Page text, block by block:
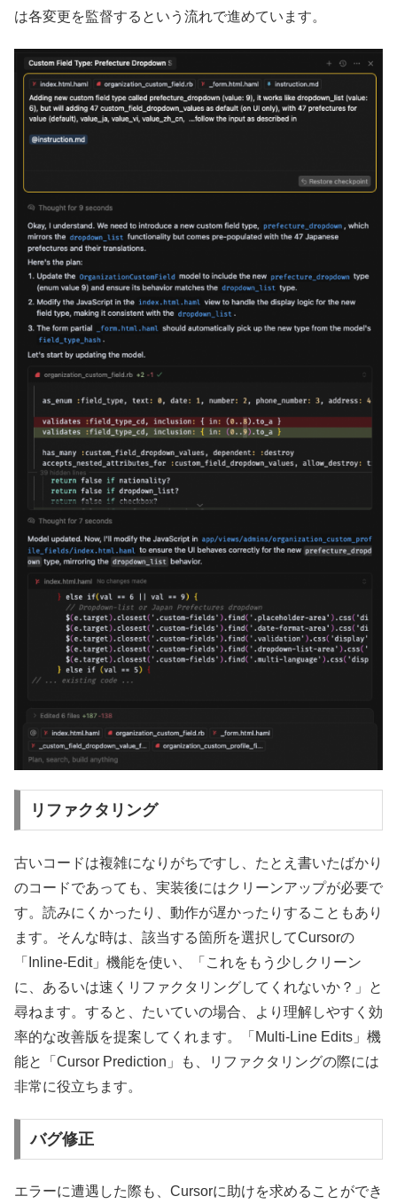
は各変更を監督するという流れで進めています。
リファクタリング
古いコードは複雑になりがちですし、たとえ書いたばかり
のコードであっても、実装後にはクリーンアップが必要で
す。読みにくかったり、動作が遅かったりすることもあり
ます。そんな時は、該当する箇所を選択してCursorの
「Inline-Edit」機能を使い、「これをもう少しクリーン
に、あるいは速くリファクタリングしてくれないか？」と
尋ねます。すると、たいていの場合、より理解しやすく効
率的な改善版を提案してくれます。「Multi-Line Edits」機
能と「Cursor Prediction」も、リファクタリングの際には
非常に役立ちます。
バグ修正
エラーに遭遇した際も、Cursorに助けを求めることができ